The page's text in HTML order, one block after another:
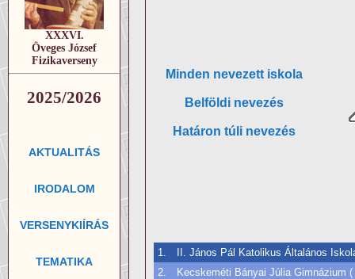
XXXVI.
Öveges József
Fizikaverseny
2025/2026
AKTUALITÁS
IRODALOM
VERSENYKIÍRÁS
TEMATIKA
Minden nevezett iskola
Belföldi nevezés
Határon túli nevezés
1.
II. János Pál Katolikus Általános
2.
Kecskeméti Bányai Júlia Gimnázium